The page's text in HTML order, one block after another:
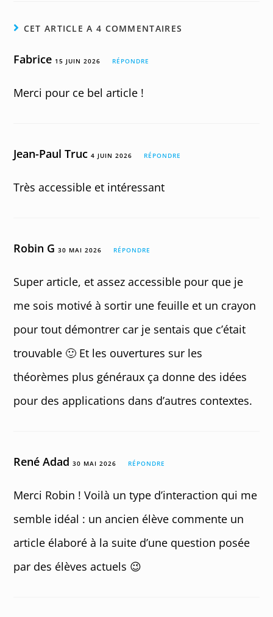
CET ARTICLE A 4 COMMENTAIRES
Fabrice 15 JUIN 2026 RÉPONDRE
Merci pour ce bel article !
Jean-Paul Truc4 JUIN 2026 RÉPONDRE
Très accessible et intéressant
Robin G30 MAI 2026 RÉPONDRE
Super article, et assez accessible pour que je
me sois motivé à sortir une feuille et un crayon
pour tout démontrer car je sentais que c’était
trouvable 🙂 Et les ouvertures sur les
théorèmes plus généraux ça donne des idées
pour des applications dans d’autres contextes.
René Adad30 MAI 2026 RÉPONDRE
Merci Robin ! Voilà un type d’interaction qui me
semble idéal : un ancien élève commente un
article élaboré à la suite d’une question posée
par des élèves actuels 😉